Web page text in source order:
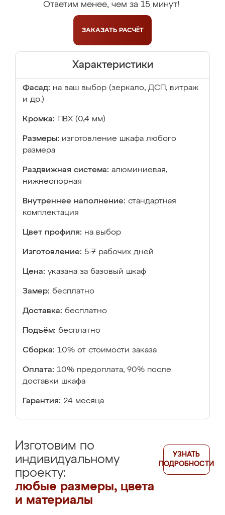
Ответим менее, чем за 15 минут!
ЗАКАЗАТЬ РАСЧЁТ
Характеристики
Фасад: на ваш выбор (зеркало, ДСП, витраж
и др.)
Кромка: ПВХ (0,4 мм)
Размеры: изготовление шкафа любого
размера
Раздвижная система: алюминиевая,
нижнеопорная
Внутреннее наполнение: стандартная
комплектация
Цвет профиля: на выбор
Изготовление: 5-7 рабочих дней
Цена: указана за базовый шкаф
Замер: бесплатно
Доставка: бесплатно
Подъём: бесплатно
Сборка: 10% от стоимости заказа
Оплата: 10% предоплата, 90% после
доставки шкафа
Гарантия: 24 месяца
Изготовим по
индивидуальному
проекту:
любые размеры, цвета
и материалы
УЗНАТЬ
ПОДРОБНОСТИ